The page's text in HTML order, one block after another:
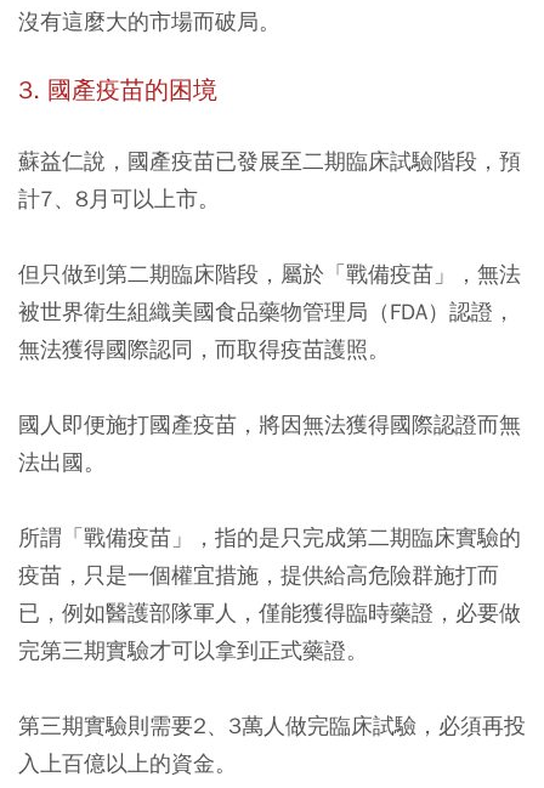
沒有這麼大的市場而破局。
3. 國產疫苗的困境
蘇益仁說，國產疫苗已發展至二期臨床試驗階段，預
計7、8月可以上市。
但只做到第二期臨床階段，屬於「戰備疫苗」， 無法
被世界衛生組織美國食品藥物管理局（FDA）認證 ，
無法獲得國際認同，而取得疫苗護照。
國人即便施打國產疫苗，將因無法獲得國際認證而無
法出國。
所謂「戰備疫苗」，指的是只完成第二期臨床實驗的
疫苗，只是一個權宜措施，提供給高危險群施打而
已，例如醫護部隊軍人，僅能獲得臨時藥證，必要做
完第三期實驗才可以拿到正式藥證。
第三期實驗則需要2、3萬人做完臨床試驗，必須再投
入上百億以上的資金。